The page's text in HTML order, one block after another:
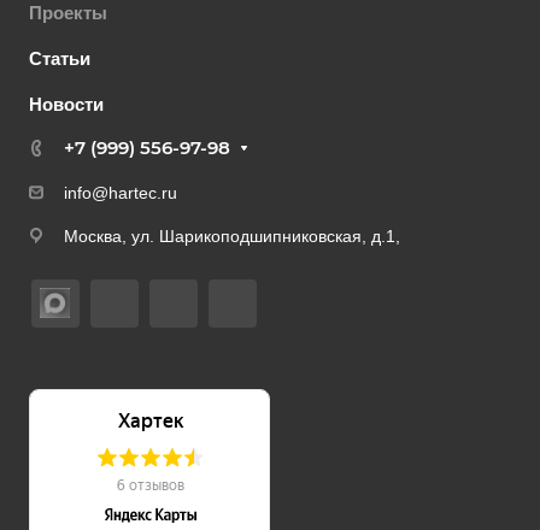
Проекты
Статьи
Новости
+7 (999) 556-97-98
info@hartec.ru
Москва, ул. Шарикоподшипниковская, д.1,